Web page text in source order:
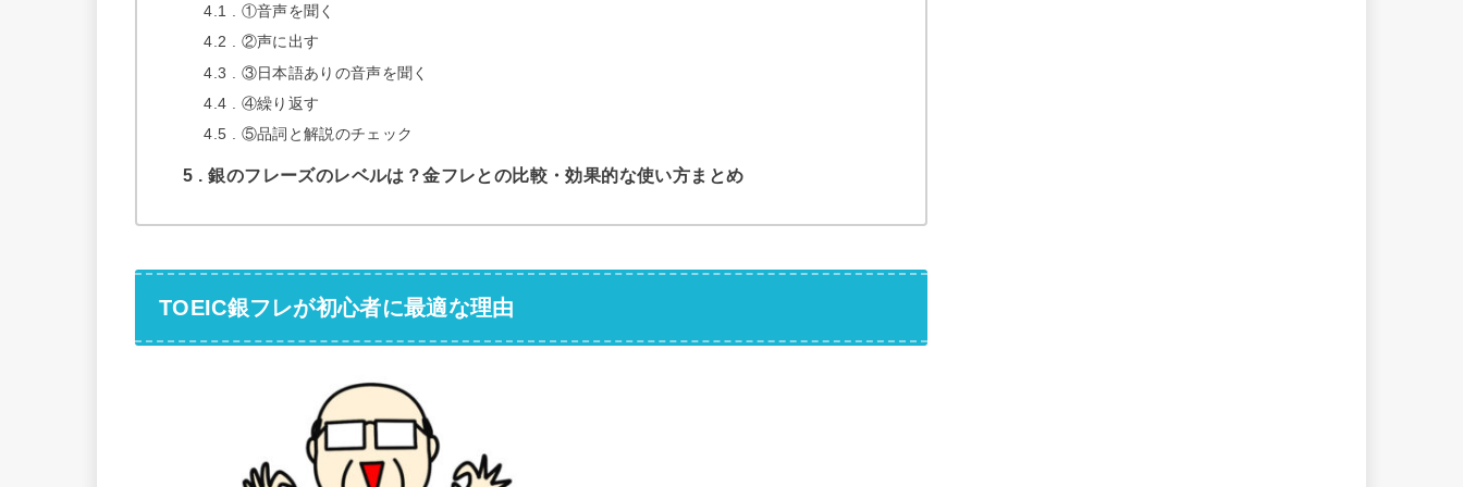
4.1
①音声を聞く
4.2
②声に出す
4.3
③日本語ありの音声を聞く
4.4
④繰り返す
4.5
⑤品詞と解説のチェック
5 銀のフレーズのレベルは？金フレとの比較・効果的な使い方まとめ
TOEIC銀フレが初心者に最適な理由